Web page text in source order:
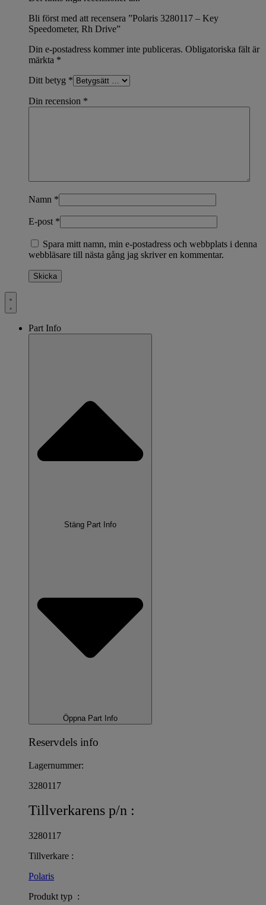
Bli först med att recensera ”Polaris 3280117 – Key
Speedometer, Rh Drive”
Din e-postadress kommer inte publiceras. Obligatoriska fält är
märkta *
Ditt betyg *
Din recension *
Namn *
E-post *
Spara mitt namn, min e-postadress och webbplats i denna
webbläsare till nästa gång jag skriver en kommentar.
Part Info
Stäng Part Info
Öppna Part Info
Reservdels info
Lagernummer:
3280117
Tillverkarens p/n :
3280117
Tillverkare :
Polaris
Produkt typ :